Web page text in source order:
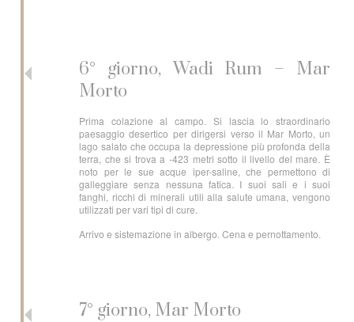
6° giorno, Wadi Rum – Mar
Morto
Prima colazione al campo. Si lascia lo straordinario
paesaggio desertico per dirigersi verso il Mar Morto, un
lago salato che occupa la depressione più profonda della
terra, che si trova a -423 metri sotto il livello del mare. È
noto per le sue acque iper-saline, che permettono di
galleggiare senza nessuna fatica. I suoi sali e i suoi
fanghi, ricchi di minerali utili alla salute umana, vengono
utilizzati per vari tipi di cure.
Arrivo e sistemazione in albergo. Cena e pernottamento.
7° giorno, Mar Morto